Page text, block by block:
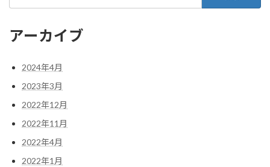
アーカイブ
2024年4月
2023年3月
2022年12月
2022年11月
2022年4月
2022年1月